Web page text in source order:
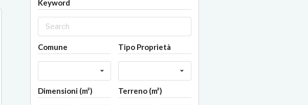
Keyword
Comune Tipo Proprietà
Dimensioni (m²) Terreno (m²)